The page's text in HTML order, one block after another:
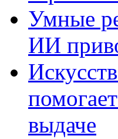
Умные
ИИ
выдаче